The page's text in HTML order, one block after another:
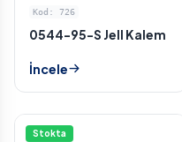
Kod: 726
0544-95-S Jell Kalem
İncele
Stokta